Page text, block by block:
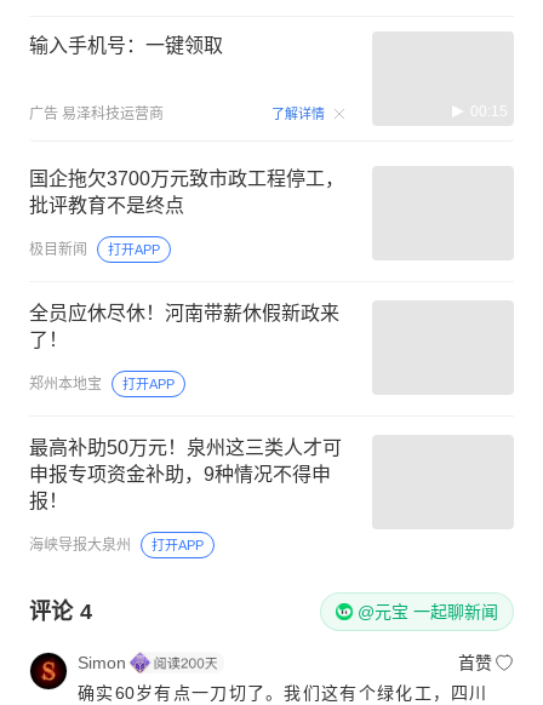
输入手机号：一键领取
广告 易泽科技运营商 了解详情 00:15
国企拖欠3700万元致市政工程停工，
批评教育不是终点
极目新闻 打开APP
全员应休尽休！河南带薪休假新政来
了！
郑州本地宝 打开APP
最高补助50万元！泉州这三类人才可
申报专项资金补助，9种情况不得申
报！
海峡导报大泉州 打开APP
评论 4 @元宝 一起聊新闻
Simon
首赞
确实60岁有点一刀切了。我们这有个绿化工，四川